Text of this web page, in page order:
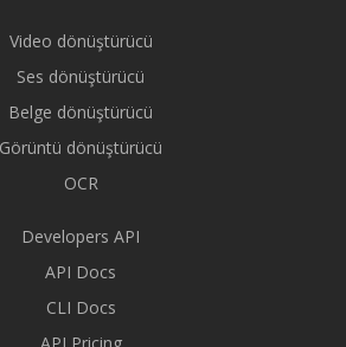
Video dönüştürücü
Ses dönüştürücü
Belge dönüştürücü
Görüntü dönüştürücü
OCR
Developers API
API Docs
CLI Docs